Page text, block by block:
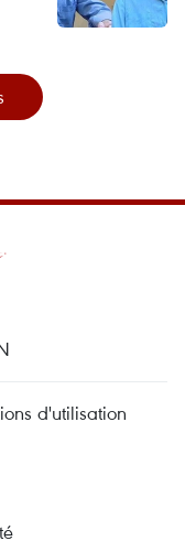
d'utilisation